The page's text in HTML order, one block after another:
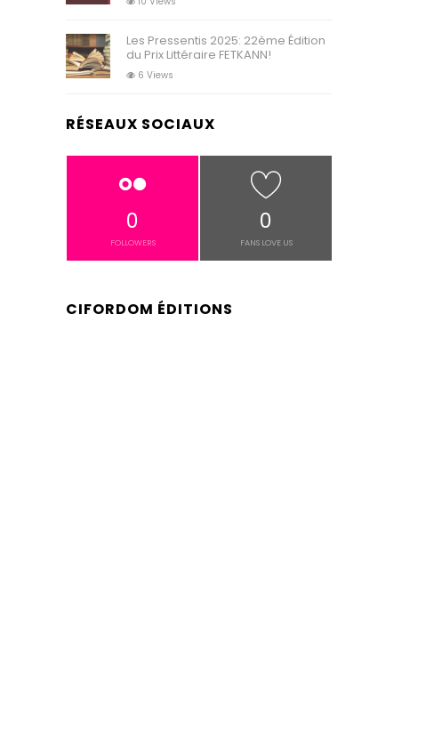
Les Pressentis 2025: 22ème Édition
du Prix Littéraire FETKANN!
6 Views
RÉSEAUX SOCIAUX
0
FOLLOWERS
0
FANS LOVE US
CIFORDOM ÉDITIONS